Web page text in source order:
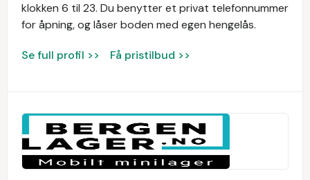
klokken 6 til 23. Du benytter et privat telefonnummer
for åpning, og låser boden med egen hengelås.
Se full profil >> Få pristilbud >>